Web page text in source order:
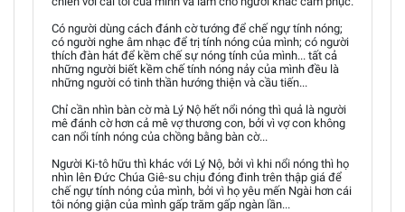
Có người dùng cách đánh cờ tướng để chế ngự tính nóng;
có người nghe âm nhạc để trị tính nóng của mình; có người
thích đàn hát để kềm chế sự nóng tính của mình... tất cả
những người biết kềm chế tính nóng nảy của mình đều là
những người có tinh thần hướng thiện và cầu tiến...
Chỉ cần nhìn bàn cờ mà Lý Nộ hết nổi nóng thì quả là người
mê đánh cờ hơn cả mê vợ thương con, bởi vì vợ con không
can nổi tính nóng của chồng bằng bàn cờ...
Người Ki-tô hữu thì khác với Lý Nộ, bởi vì khi nổi nóng thì họ
nhìn lên Đức Chúa Giê-su chịu đóng đinh trên thập giá để
chế ngự tính nóng của mình, bởi vì họ yêu mến Ngài hơn cái
tôi nóng giận của mình gấp trăm gấp ngàn lần...